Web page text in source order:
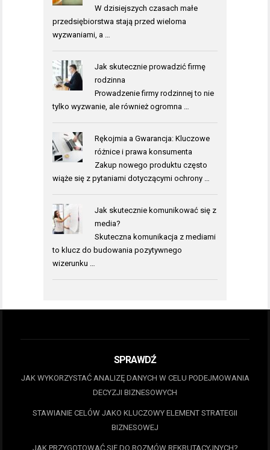
W dzisiejszych czasach małe
przedsiębiorstwa stają przed wieloma
wyzwaniami, a …
Jak skutecznie prowadzić firmę
rodzinna
Prowadzenie firmy rodzinnej to nie
tylko wyzwanie, ale również ogromna …
Rękojmia a Gwarancja: Kluczowe
różnice i prawa konsumenta
Zakup nowego produktu często
wiąże się z pytaniami dotyczącymi ochrony …
Jak skutecznie komunikować się z
media?
Skuteczna komunikacja z mediami
to klucz do budowania pozytywnego
wizerunku …
SPRAWDŹ
JAK WYKORZYSTAĆ ANALIZĘ DANYCH W CELU PODEJMOWANIA
DECYZJI BIZNESOWYCH
STAWIANIE CELÓW JAKO KLUCZOWY ELEMENT STRATEGII
BIZNESOWEJ
JAK PRZYGOTOWAĆ SIĘ DO ROZMÓW REKRUTACYJNYCH?